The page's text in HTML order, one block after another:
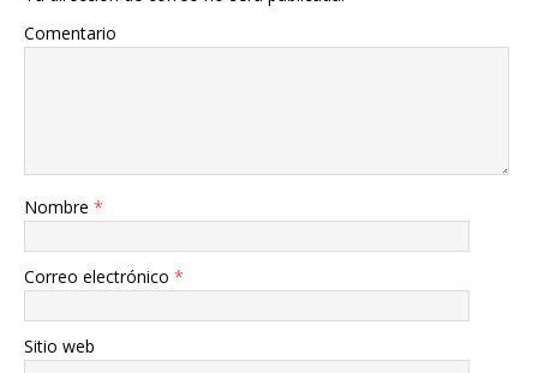
Comentario
Nombre *
Correo electrónico *
Sitio web